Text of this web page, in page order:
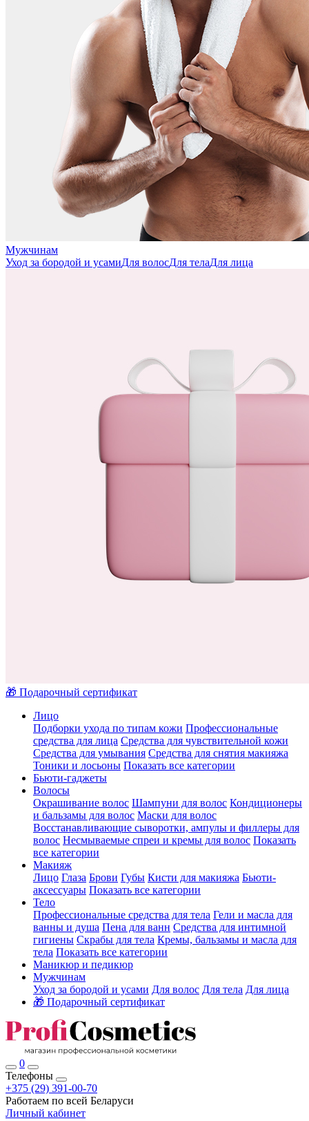
Мужчинам
Уход за бородой и усамиДля волосДля телаДля лица
🎁 Подарочный сертификат
Лицо
Подборки ухода по типам кожи Профессиональные
средства для лица Средства для чувствительной кожи
Средства для умывания Средства для снятия макияжа
Тоники и лосьоны Показать все категории
Бьюти-гаджеты
Волосы
Окрашивание волос Шампуни для волос Кондиционеры
и бальзамы для волос Маски для волос
Восстанавливающие сыворотки, ампулы и филлеры для
волос Несмываемые спреи и кремы для волос Показать
все категории
Макияж
Лицо Глаза Брови Губы Кисти для макияжа Бьюти-
аксессуары Показать все категории
Тело
Профессиональные средства для тела Гели и масла для
ванны и душа Пена для ванн Средства для интимной
гигиены Скрабы для тела Кремы, бальзамы и масла для
тела Показать все категории
Маникюр и педикюр
Мужчинам
Уход за бородой и усами Для волос Для тела Для лица
🎁 Подарочный сертификат
0
Телефоны
+375 (29) 391-00-70
Работаем по всей Беларуси
Личный кабинет